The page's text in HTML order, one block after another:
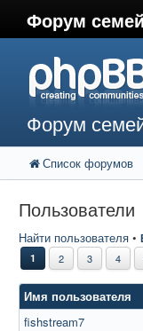
Форум
Форум
Список форумов
Пользователи
Найти пользователя •
1 2 3 4
Имя пользователя
fishstream7